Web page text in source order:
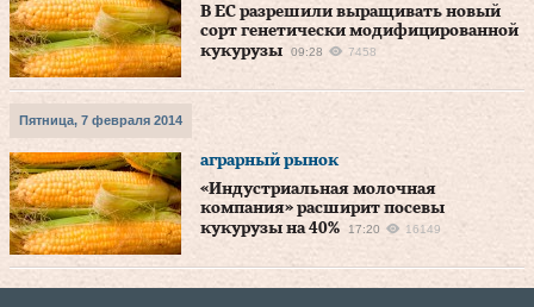
В ЕС разрешили выращивать новый
сорт генетически модифицированной
кукурузы
09:28 7458
Пятница, 7 февраля 2014
аграрный рынок
«Индустриальная молочная
компания» расширит посевы
кукурузы на 40%
17:20 16149